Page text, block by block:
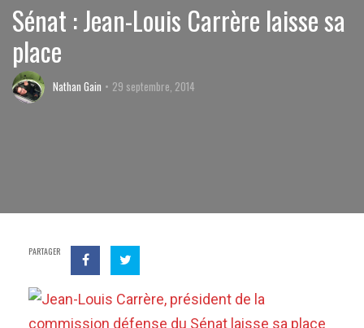
Sénat : Jean-Louis Carrère laisse sa
place
Nathan Gain 29 septembre, 2014
PARTAGER